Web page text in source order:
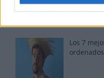
Los más vistos
Los 7